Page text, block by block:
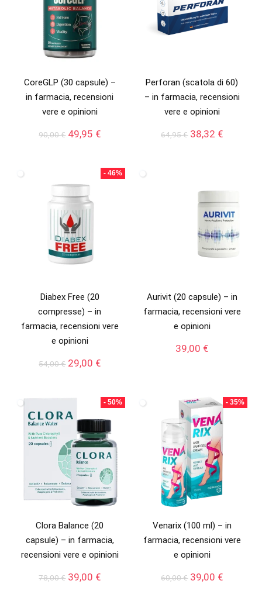
CoreGLP (30 capsule) –
in farmacia, recensioni
vere e opinioni
90,00€ Il
90,00 €.
49,95 €Il
è:
49,95 €.
Perforan (scatola di 60)
– in farmacia, recensioni
vere e opinioni
64,95€ Il
38,32 €Il
- 46%
Diabex Free (20
compresse) – in
farmacia, recensioni vere
e opinioni
54,00€ Il
era:
54,00 €.
29,00 €Il
è:
29,00 €.
Aurivit (20 capsule) – in
farmacia, recensioni vere
e opinioni
39,00 €
- 50%
Clora Balance (20
capsule) – in farmacia,
recensioni vere e opinioni
78,00€ Il
39,00 €Il
- 35%
Venarix (100 ml) – in
farmacia, recensioni vere
e opinioni
60,00€ Il
39,00 €Il